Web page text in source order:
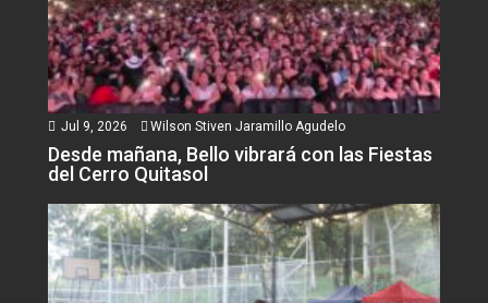
Jul 9, 2026 Wilson Stiven Jaramillo Agudelo
Desde mañana, Bello vibrará con las Fiestas
del Cerro Quitasol